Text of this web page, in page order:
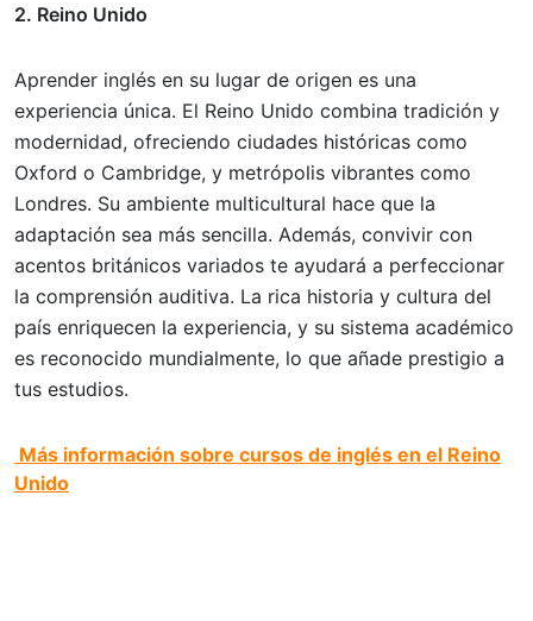
2. Reino Unido
Aprender inglés en su lugar de origen es una
experiencia única. El Reino Unido combina tradición y
modernidad, ofreciendo ciudades históricas como
Oxford o Cambridge, y metrópolis vibrantes como
Londres. Su ambiente multicultural hace que la
adaptación sea más sencilla. Además, convivir con
acentos británicos variados te ayudará a perfeccionar
la comprensión auditiva. La rica historia y cultura del
país enriquecen la experiencia, y su sistema académico
es reconocido mundialmente, lo que añade prestigio a
tus estudios.
Más información sobre cursos de inglés en el Reino
Unido